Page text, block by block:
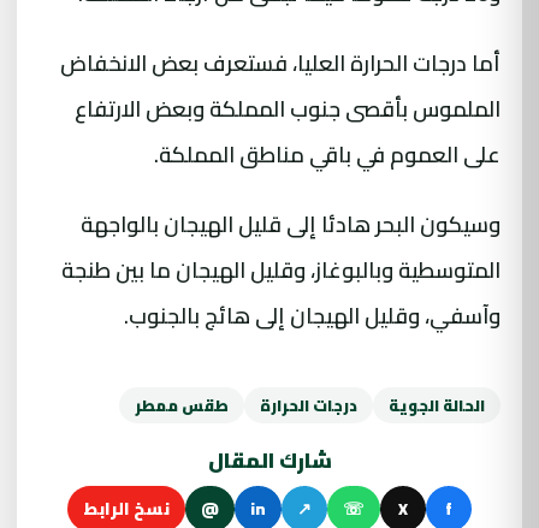
أما درجات الحرارة العليا، فستعرف بعض الانخفاض
الملموس بأقصى جنوب المملكة وبعض الارتفاع
على العموم في باقي مناطق المملكة.
وسيكون البحر هادئا إلى قليل الهيجان بالواجهة
المتوسطية وبالبوغاز، وقليل الهيجان ما بين طنجة
وآسفي، وقليل الهيجان إلى هائج بالجنوب.
الحالة الجوية درجات الحرارة طقس ممطر
شارك المقال
f
X
☏
↗
in
@ نسخ الرابط